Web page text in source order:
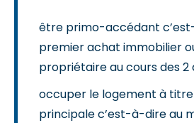
être primo-accédant
premier achat immobilier
propriétaire au cours des 2
occuper le logement à
principale c’est-à-dire au